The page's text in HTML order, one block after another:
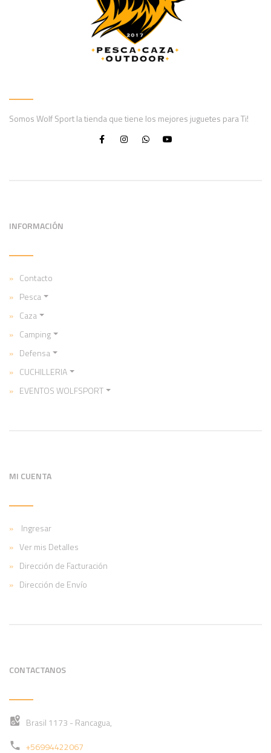
Somos Wolf Sport la tienda que tiene los mejores juguetes para Ti!
INFORMACIÓN
Contacto
Pesca
Caza
Camping
Defensa
CUCHILLERIA
EVENTOS WOLFSPORT
MI CUENTA
Ingresar
Ver mis Detalles
Dirección de Facturación
Dirección de Envío
CONTACTANOS
Brasil 1173 - Rancagua,
+56994422067